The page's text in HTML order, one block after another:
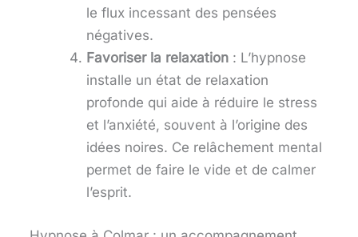
le flux incessant des pensées
négatives.
Favoriser la relaxation : L’hypnose
installe un état de relaxation
profonde qui aide à réduire le stress
et l’anxiété, souvent à l’origine des
idées noires. Ce relâchement mental
permet de faire le vide et de calmer
l’esprit.